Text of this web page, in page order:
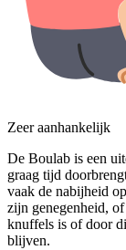
Zeer aanhankelijk
De Boulab is een
graag tijd
vaak de nabijheid
zijn genegenheid,
knuffels is of door
blijven.